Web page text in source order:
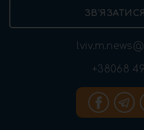
+38068